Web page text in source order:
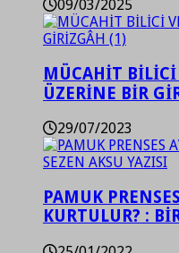
09/03/2025
MÜCAHİT BİLİCİ
ÜZERİNE BİR
29/07/2023
PAMUK
KURTULUR? :